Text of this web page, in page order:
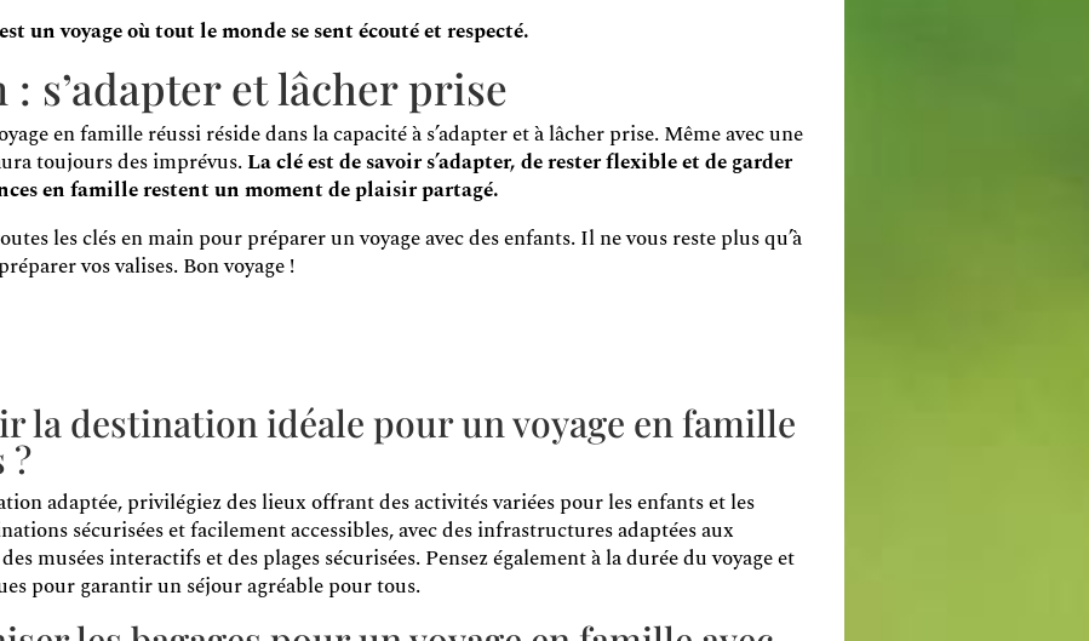
un voyage où tout le monde se sent écouté et respecté.
s’adapter et lâcher prise
en famille réussi réside dans la capacité à s’adapter et à lâcher prise. Même avec une
toujours des imprévus.La clé est de savoir s’adapter, de rester flexible et de garder
en famille restent un moment de plaisir partagé.
les clés en main pour préparer un voyage avec des enfants. Il ne vous reste plus qu’à
vos valises. Bon voyage !
la destination idéale pour un voyage en famille
?
adaptée, privilégiez des lieux offrant des activités variées pour les enfants et les
sécurisées et facilement accessibles, avec des infrastructures adaptées aux
musées interactifs et des plages sécurisées. Pensez également à la durée du voyage et
pour garantir un séjour agréable pour tous.